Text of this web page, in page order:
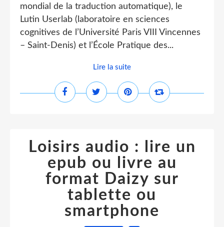
mondial de la traduction automatique), le
Lutin Userlab (laboratoire en sciences
cognitives de l’Université Paris VIII Vincennes
– Saint-Denis) et l’École Pratique des...
Lire la suite
Loisirs audio : lire un
epub ou livre au
format Daizy sur
tablette ou
smartphone